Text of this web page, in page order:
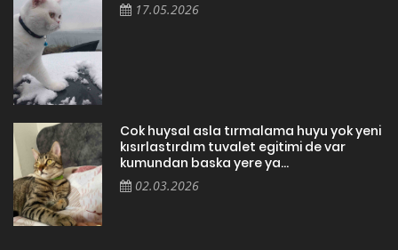
17.05.2026
Cok huysal asla tırmalama huyu yok yeni
kısırlastırdım tuvalet egitimi de var
kumundan baska yere ya...
02.03.2026